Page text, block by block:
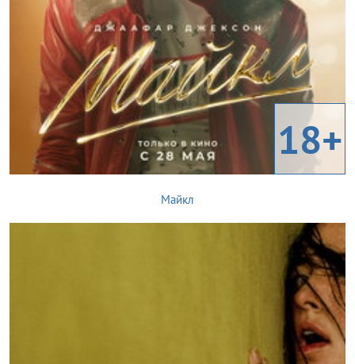
18+
Майкл